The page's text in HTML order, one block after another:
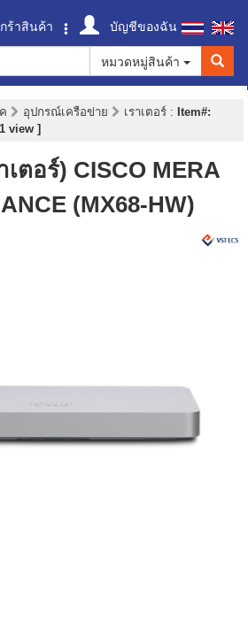
ร้าสินค้า
บัญชีของฉัน
หมวดหมู่สินค้า
อุปกรณ์เครือข่าย เราเตอร์ : Item#:
view ]
เตอร์) CISCO MERA
(MX68-HW)